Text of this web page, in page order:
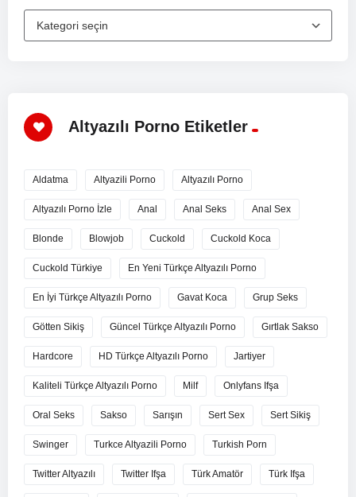
Altyazılı Porno Etiketler
Aldatma Altyazili Porno Altyazılı Porno
Altyazılı Porno İzle Anal Anal Seks Anal Sex
Blonde Blowjob Cuckold Cuckold Koca
Cuckold Türkiye En Yeni Türkçe Altyazılı Porno
En İyi Türkçe Altyazılı Porno Gavat Koca Grup Seks
Götten Sikiş Güncel Türkçe Altyazılı Porno Gırtlak Sakso
Hardcore HD Türkçe Altyazılı Porno Jartiyer
Kaliteli Türkçe Altyazılı Porno Milf Onlyfans Ifşa
Oral Seks Sakso Sarışın Sert Sex Sert Sikiş
Swinger Turkce Altyazili Porno Turkish Porn
Twitter Altyazılı Twitter Ifşa Türk Amatör Türk Ifşa